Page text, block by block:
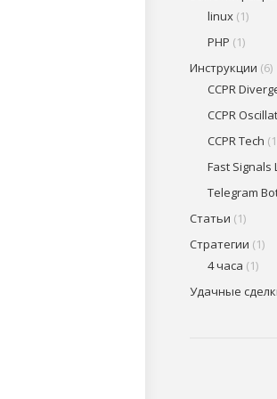
linux (1)
PHP (1)
Инструкции (6)
CCPR
CCPR
CCPR Tech
Fast Signals
Telegram
Статьи (1)
Стратегии (1)
4 часа (1)
Удачные